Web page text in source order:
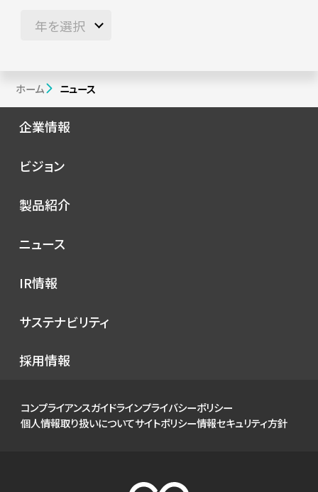
ホーム ニュース
企業情報
会社概要
ビジョン
トップメッセージ
製品紹介
コンセプト
シノプスのこだわり
ニュース
プレスリリース
イベント
お知らせ
IR情報
IRニュース
財務ハイライト
IRライブラリ
サステナビリティ
環境
ガバナンス
採用情報
コンプライアンスガイドラインプライバシーポリシー
個人情報取り扱いについてサイトポリシー情報セキュリティ方針